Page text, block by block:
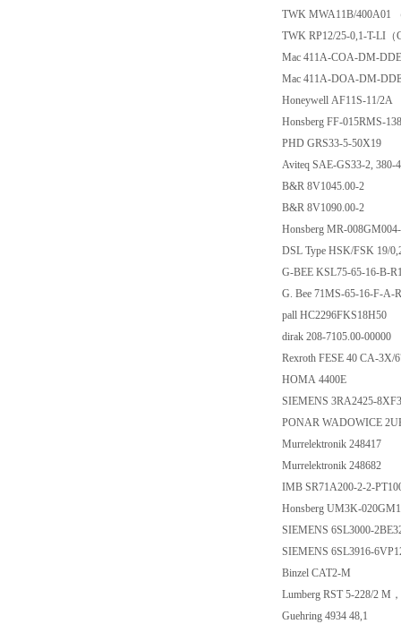
TWK MWA11B/
TWK RP12/25-0,1-T-
Mac 411A-COA-
Mac 411A-DOA-
Honeywell AF11S-
Honsberg FF-
PHD GRS33-5-
Aviteq SAE-GS33-2,
B&R 8V1045.00-2
B&R 8V1090.00-2
Honsberg MR-
DSL Type HSK/FSK
G-BEE KSL75-65-
G. Bee 71MS-65-16-
pall
dirak 208-7105.00-
Rexroth FESE 40 CA-
HOMA 4400E
SIEMENS
PONAR WADOWICE
Murrelektronik
Murrelektronik
IMB SR71A200-2-2-
Honsberg UM3K-
SIEMENS 6SL3000-
SIEMENS 6SL3916-
Binzel CAT2-M
Lumberg RST 5-228/
Guehring 4934 48,1